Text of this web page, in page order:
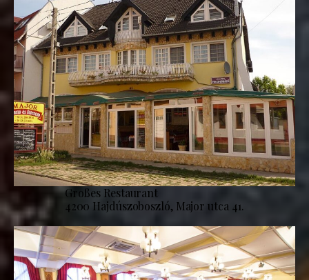
Großes Restaurant
4200 Hajdúszoboszló, Major utca 41.